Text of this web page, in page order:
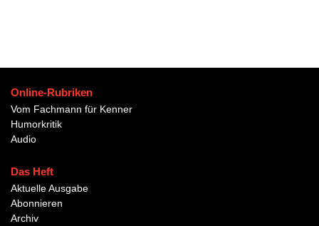
Online-Rubriken
Vom Fachmann für Kenner
Humorkritik
Audio
Das Heft
Aktuelle Ausgabe
Abonnieren
Archiv